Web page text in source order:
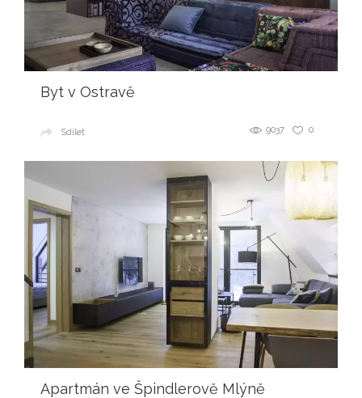
Byt v Ostravě
0
9037
Sdílet
Apartmán ve Špindlerově Mlýně